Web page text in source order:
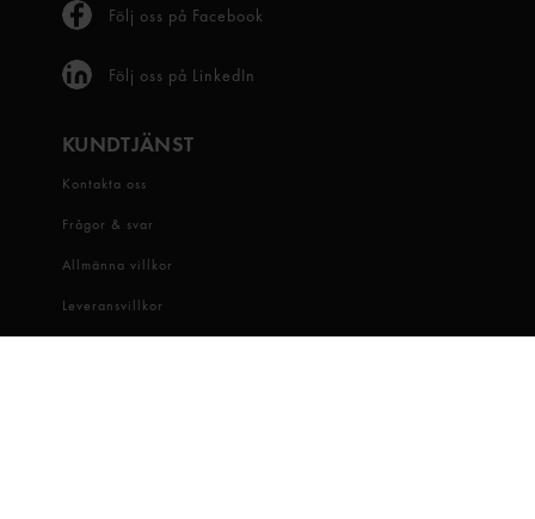
Följ oss på Facebook
Följ oss på LinkedIn
KUNDTJÄNST
Kontakta oss
Frågor & svar
Allmänna villkor
Leveransvillkor